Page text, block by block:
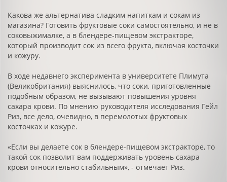
Какова же альтернатива сладким напиткам и сокам из
магазина? Готовить фруктовые соки самостоятельно, и не в
соковыжималке, а в блендере-пищевом экстракторе,
который производит сок из всего фрукта, включая косточки
и кожуру.
В ходе недавнего эксперимента в университете Плимута
(Великобритания) выяснилось, что соки, приготовленные
подобным образом, не вызывают повышения уровня
сахара крови. По мнению руководителя исследования Гейл
Риз, все дело, очевидно, в перемолотых фруктовых
косточках и кожуре.
«Если вы делаете сок в блендере-пищевом экстракторе, то
такой сок позволит вам поддерживать уровень сахара
крови относительно стабильным», - отмечает Риз.